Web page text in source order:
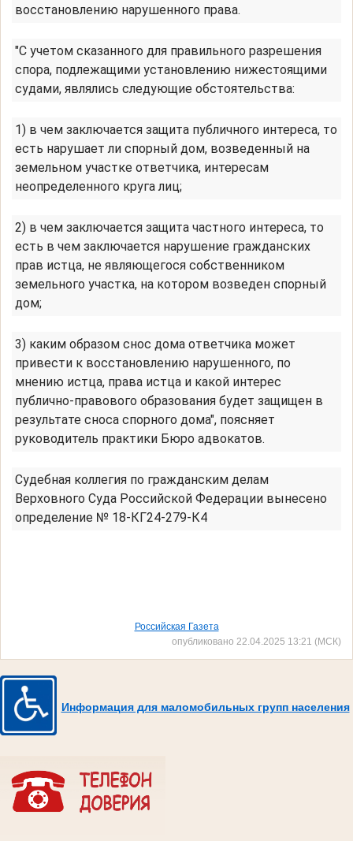
восстановлению нарушенного права.
"С учетом сказанного для правильного разрешения
спора, подлежащими установлению нижестоящими
судами, являлись следующие обстоятельства:
1) в чем заключается защита публичного интереса, то
есть нарушает ли спорный дом, возведенный на
земельном участке ответчика, интересам
неопределенного круга лиц;
2) в чем заключается защита частного интереса, то
есть в чем заключается нарушение гражданских
прав истца, не являющегося собственником
земельного участка, на котором возведен спорный
дом;
3) каким образом снос дома ответчика может
привести к восстановлению нарушенного, по
мнению истца, права истца и какой интерес
публично-правового образования будет защищен в
результате сноса спорного дома", поясняет
руководитель практики Бюро адвокатов.
Судебная коллегия по гражданским делам
Верховного Суда Российской Федерации вынесено
определение № 18-КГ24-279-К4
Российская Газета
опубликовано 22.04.2025 13:21 (МСК)
Информация для маломобильных групп населения